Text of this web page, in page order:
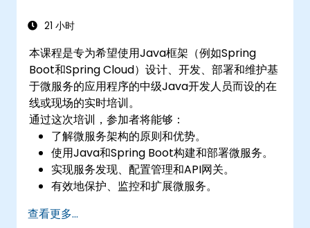
21 小时
本课程是专为希望使用Java框架（例如Spring
Boot和Spring Cloud）设计、开发、部署和维护基
于微服务的应用程序的中级Java开发人员而设的在
线或现场的实时培训。
通过这次培训，参加者将能够：
了解微服务架构的原则和优势。
使用Java和Spring Boot构建和部署微服务。
实现服务发现、配置管理和API网关。
有效地保护、监控和扩展微服务。
查看更多...